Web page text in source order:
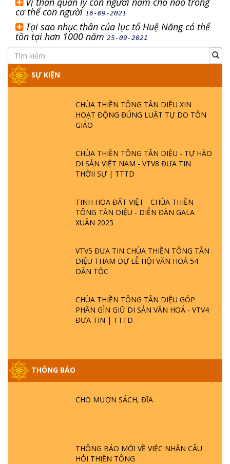
cơ thể con người 16-09-2021
Tại sao nhục thân của lục tổ Huệ Năng có thể
tồn tại hơn 1000 năm 25-09-2021
SỰ KIỆN
CHÙA THIỀN TÔNG TÂN DIỆU XIN
HOẠT ĐỘNG ĐÚNG LUẬT TỰ DO TÔN
GIÁO
CHÙA THIỀN TÔNG TÂN DIỆU - TỰ HÀO
DI SẢN VIỆT NAM - VTV8 ĐƯA TIN
THỜII SỰ | TTTD
TINH HOA ĐẤT VIỆT - CHÙA THIỀN
TÔNG TÂN DIỆU - DIỄN ĐÀN GALA
XUÂN 2025
VTV5 ĐƯA TIN CHÙA THIỀN TÔNG TÂN
DIỆU THAM DỰ LỄ HỘI VĂN HOÁ 54
DÂN TỘC
CHÙA THIỀN TÔNG TÂN DIỆU GÓP
PHẦN GÌN GIỮ DI SẢN VĂN HOÁ - VTV4
ĐƯA TIN | TTTD
THÔNG BÁO
CHO MƯỢN SÁCH, ĐĨA
THÔNG BÁO MỚI VỀ VIỆC NHẬN CÂU
HỎI THIỀN TÔNG
HỘI GÌ? TỬ VÌ ĐẠO
PHẬT GIỚI CÓ THỜI GIAN KHÔNG? |
TTTD